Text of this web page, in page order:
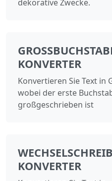
dekorative Zwecke.
ONVERTER
Konvertieren Sie Text in
wobei der erste
großgeschrieben ist
KONVERTER